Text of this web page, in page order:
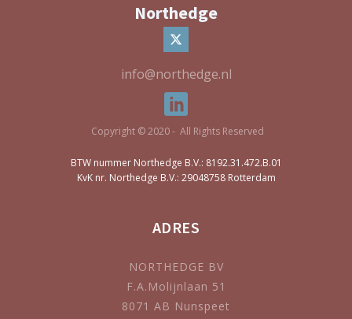
Northedge
info@northedge.nl
Copyright © 2020 - All Rights Reserved
BTW nummer Northedge B.V.: 8192.31.472.B.01
KvK nr. Northedge B.V.: 29048758 Rotterdam
ADRES
NORTHEDGE BV
F.A.Molijnlaan 51
8071 AB Nunspeet